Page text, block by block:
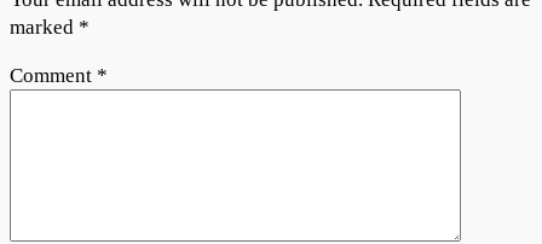
marked *
Comment *